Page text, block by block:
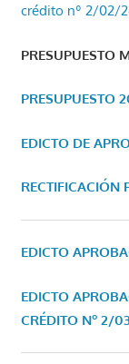
crédito nº 2/02/
PRESUPUESTO
PRESUPUESTO
EDICTO DE
RECTIFICACIÓN
EDICTO
EDICTO
CRÉDITO Nº 2/